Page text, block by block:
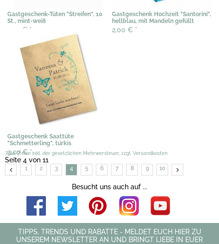
Gastgeschenk-Tüten "Streifen", 10
St., mint-weiß
5,32 € *
Gastgeschenk Hochzeit "Santorini",
hellblau, mit Mandeln gefüllt
2,00 € *
Gastgeschenk Saattüte
"Schmetterling", türkis
3,07 €*
*Alle Preise inkl. der gesetzlichen Mehrwersteuer, zzgl. Versandkosten
Seite 4 von 11
1 2 3 4 5 6 7 8 9 10
Besucht uns auch auf ...
TIPPS, TRENDS UND RABATTE - MELDET EUCH HIER ZU
UNSEREM NEWSLETTER AN UND BRINGT LIEBE IN EUER